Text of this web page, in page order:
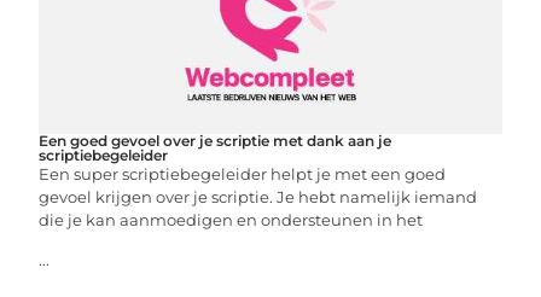
Een goed gevoel over je scriptie met dank aan je
scriptiebegeleider
Een super scriptiebegeleider helpt je met een goed
gevoel krijgen over je scriptie. Je hebt namelijk iemand
die je kan aanmoedigen en ondersteunen in het
...